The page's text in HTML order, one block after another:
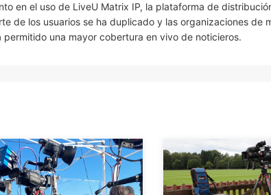
en el uso de LiveU Matrix IP, la plataforma de
de los usuarios se ha duplicado y las organizaciones de
una mayor cobertura en vivo de noticieros.